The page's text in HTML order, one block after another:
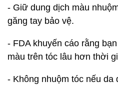
- Giữ dung dịch màu
găng tay bảo vệ.
- FDA khuyến cáo rằng
màu trên tóc lâu hơn thời
- Không nhuộm tóc nếu da